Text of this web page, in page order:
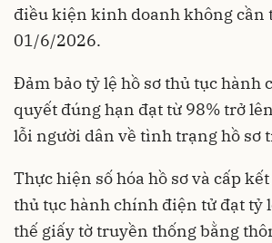
điều kiện kinh doanh không cần
01/6/2026.
Đảm bảo tỷ lệ hồ sơ thủ tục hành
quyết đúng hạn đạt từ 98% trở
lỗi người dân về tình trạng hồ sơ
Thực hiện số hóa hồ sơ và cấp
thủ tục hành chính điện tử đạt tỷ
thế giấy tờ truyền thống bằng